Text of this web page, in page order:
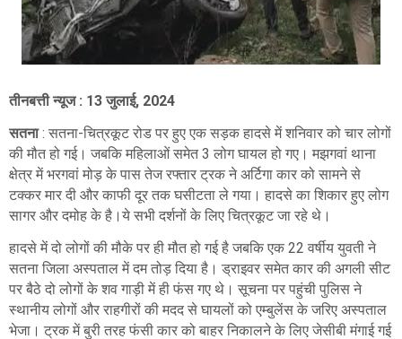
तीनबत्ती न्यूज : 13 जुलाई, 2024
सतना: सतना-चित्रकूट रोड पर हुए एक सड़क हादसे में शनिवार को चार लोगों
की मौत हो गई। जबकि महिलाओं समेत 3 लोग घायल हो गए। मझगवां थाना
क्षेत्र में भरगवां मोड़ के पास तेज रफ्तार ट्रक ने अर्टिगा कार को सामने से
टक्कर मार दी और काफी दूर तक घसीटता ले गया। हादसे का शिकार हुए लोग
सागर और दमोह के है।ये सभी दर्शनों के लिए चित्रकूट जा रहे थे।
हादसे में दो लोगों की मौके पर ही मौत हो गई है जबकि एक 22 वर्षीय युवती ने
सतना जिला अस्पताल में दम तोड़ दिया है। ड्राइवर समेत कार की अगली सीट
पर बैठे दो लोगों के शव गाड़ी में ही फंस गए थे। सूचना पर पहुंची पुलिस ने
स्थानीय लोगों और राहगीरों की मदद से घायलों को एम्बुलेंस के जरिए अस्पताल
भेजा। ट्रक में बुरी तरह फंसी कार को बाहर निकालने के लिए जेसीबी मंगाई गई